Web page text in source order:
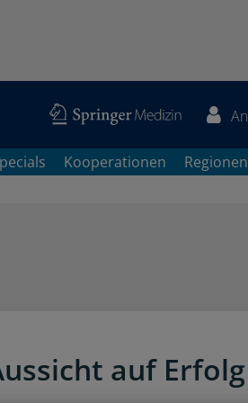
Kooperationen Regionen
auf Erfolg